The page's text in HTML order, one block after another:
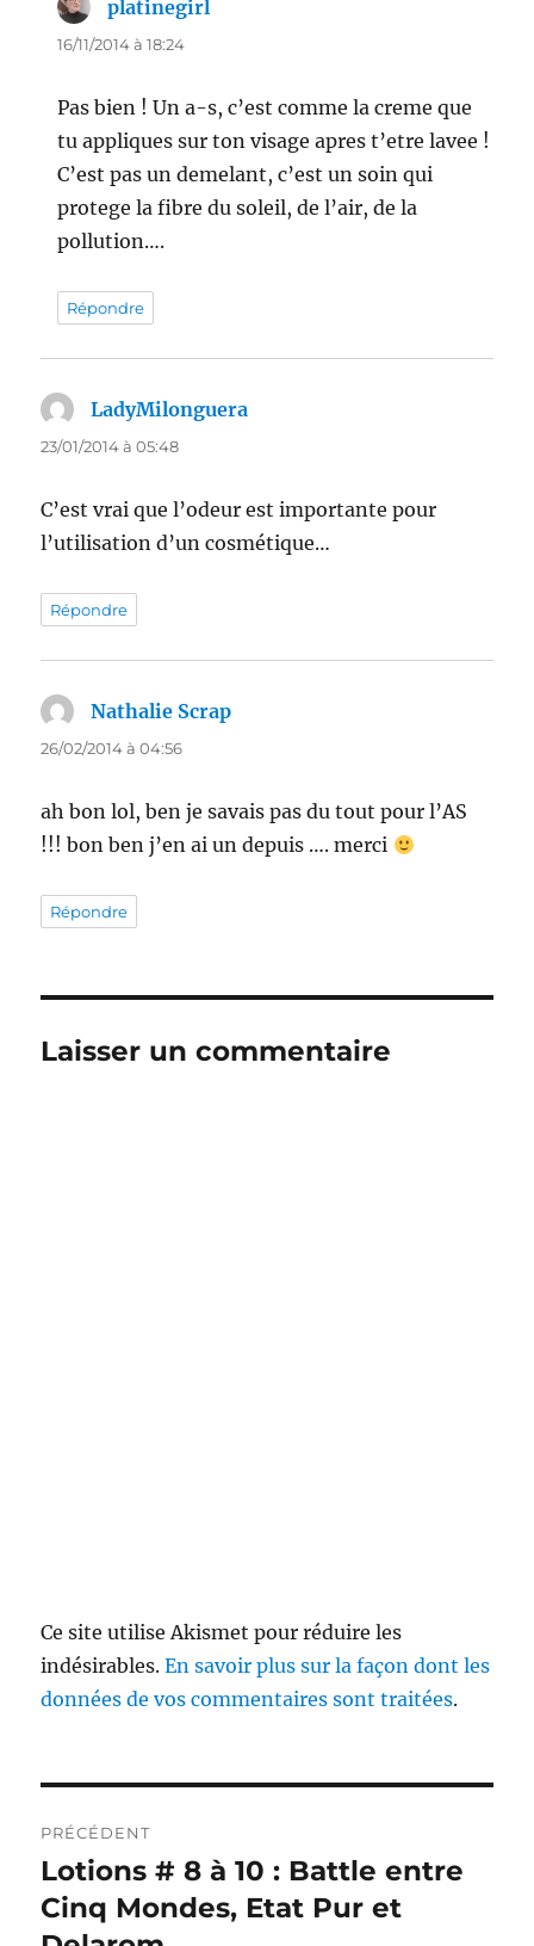
platinegirl
16/11/2014 à 18:24
Pas bien ! Un a-s, c’est comme la creme que
tu appliques sur ton visage apres t’etre lavee !
C’est pas un demelant, c’est un soin qui
protege la fibre du soleil, de l’air, de la
pollution….
Répondre
LadyMilonguera
23/01/2014 à 05:48
C’est vrai que l’odeur est importante pour
l’utilisation d’un cosmétique…
Répondre
Nathalie Scrap
26/02/2014 à 04:56
ah bon lol, ben je savais pas du tout pour l’AS
!!! bon ben j’en ai un depuis …. merci
Répondre
Laisser un commentaire
Ce site utilise Akismet pour réduire les
indésirables.En savoir plus sur la façon dont les
données de vos commentaires sont traitées.
de
l’article
PRÉCÉDENT
Publication
précédente :
Lotions # 8 à 10 : Battle entre
Cinq Mondes, Etat Pur et